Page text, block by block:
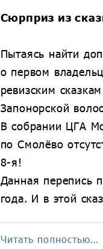
Сюрприз из
Пытаясь найти
о первом
ревизским
Запонорской
В собрании ЦГА
по Смолёво
8-я!
Данная перепись
года. И в этой
Читать полностью…